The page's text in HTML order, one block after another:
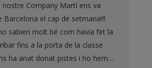
nostre Company Martí ens va
Barcelona el cap de setmana!!!
sabien molt bé com havia fet la
fins a la porta de la classe
ha anat donat pistes i ho hem…